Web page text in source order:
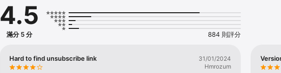
【載入更快，流量更省】
移除廣告與沉重腳本，提升網頁載入速度。
瀏覽、串流或使用有限流量方案與漫遊時，節省行動數據與電池用量。
加密的 DNS 過濾可在整個系統層級封鎖擾人內容與不必要的請求，不僅限於 Safari；同時防止 ISP
第三方窺探您的 DNS 查詢。
4.5
滿分 5 分 884 則評分
Hard to find unsubscribe link
31/01/2024
Hmrozum